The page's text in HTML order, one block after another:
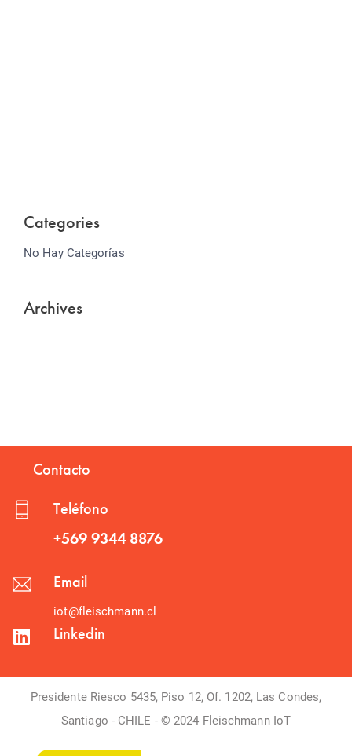
Categories
No Hay Categorías
Archives
Contacto
Teléfono
+569 9344 8876
Email
iot@fleischmann.cl
Linkedin
Presidente Riesco 5435, Piso 12, Of. 1202, Las Condes,
Santiago - CHILE - © 2024 Fleischmann IoT